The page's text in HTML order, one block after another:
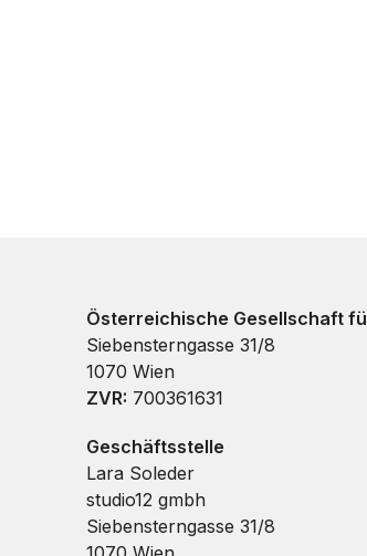
Österreichische Gesellschaft
Siebensterngasse 31/8
1070 Wien
ZVR: 700361631
Geschäftsstelle
Lara Soleder
studio12 gmbh
Siebensterngasse 31/8